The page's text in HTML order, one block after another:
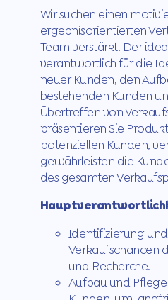
Wir suchen einen
ergebnisorientierten
Team verstärkt. Der
verantwortlich für die
neuer Kunden, den
bestehenden Kunden
Übertreffen von
präsentieren Sie
potenziellen Kunden,
gewährleisten die
des gesamten
Identifizierung
Verkaufschancen
und Recherche.
Aufbau und